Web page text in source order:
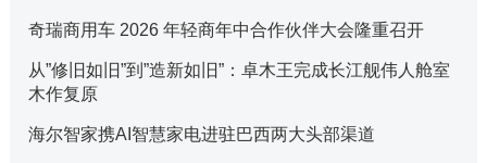
奇瑞商用车 2026 年轻商年中合作伙伴大会隆重召开
从”修旧如旧”到”造新如旧”：卓木王完成长江舰伟人舱室
木作复原
海尔智家携AI智慧家电进驻巴西两大头部渠道